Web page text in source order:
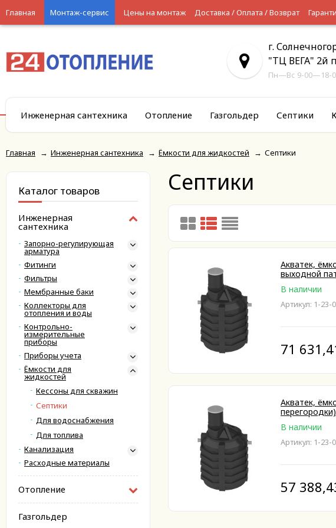
Главная Монтаж-сервис Цены на монтаж Доставка / Оплата / Возврат
г.
"ТЦ ВЕГА" 2й
Пн—Вс 9-00—18-
Инженерная сантехника Отопление Газгольдер Септики
Главная → Инженерная сантехника → Ёмкости для жидкостей → Септики
Каталог товаров
Инженерная
сантехника
Запорно-регулирующая
арматура
Фитинги
Фильтры
Мембранные баки
Коллекторы для
отопления и воды
Контрольно-
измерительные
приборы
Приборы учета
Ёмкости для
жидкостей
Кессоны для скважин
Септики
Для водоснабжения
Для топлива
Канализация
Расходные материалы
Отопление
Газгольдер
Септики
Акватек,
выходной
В наличии
Артикул: 1-23-
71
Акватек,
перегородки)
В наличии
Артикул: 1-23-
57